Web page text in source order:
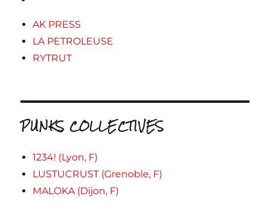
AK PRESS
LA PETROLEUSE
RYTRUT
PUNKS COLLECTIVES
1234! (Lyon, F)
LUSTUCRUST (Grenoble, F)
MALOKA (Dijon, F)